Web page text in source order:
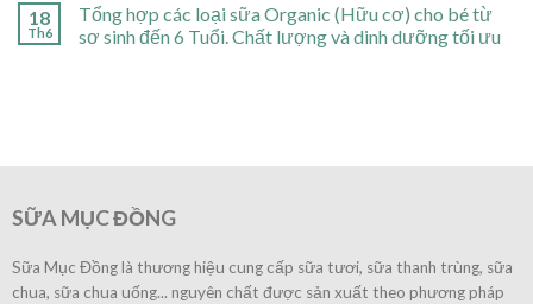
18
Th6
Tổng hợp các loại sữa Organic (Hữu cơ) cho bé từ
sơ sinh đến 6 Tuổi. Chất lượng và dinh dưỡng tối ưu
SỮA MỤC ĐỒNG
Sữa Mục Đồng là thương hiệu cung cấp sữa tươi, sữa thanh trùng, sữa
chua, sữa chua uống... nguyên chất được sản xuất theo phương pháp